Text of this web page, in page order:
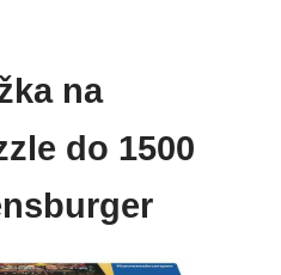
na
do 1500